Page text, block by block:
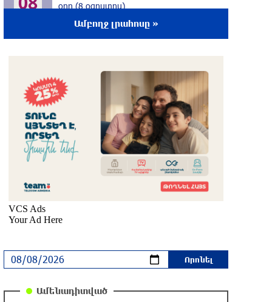
օրը (8 օգոստոս)
Գագիկ Սուրենյան (տեսանյութ)
2 ժամ առաջ
«Հրապարակ». Որքան գումար են
վաստակում կին նախարարներն ու
նրանց ամուսինները
42 րոպե առաջ
Ռուսաստանը խմբային հարվածներ է
Ամբողջ լրահոսը »
Ամենադիտված